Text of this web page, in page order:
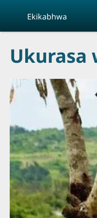
Ekikabhwa
Ukurasa